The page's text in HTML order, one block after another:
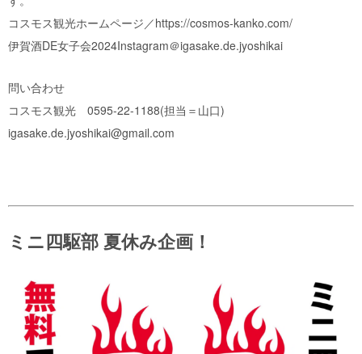
コスモス観光ホームページ／https://cosmos-kanko.com/
伊賀酒DE女子会2024Instagram＠igasake.de.jyoshikai
問い合わせ
コスモス観光 0595-22-1188(担当＝山口)
igasake.de.jyoshikai@gmail.com
ミニ四駆部 夏休み企画！